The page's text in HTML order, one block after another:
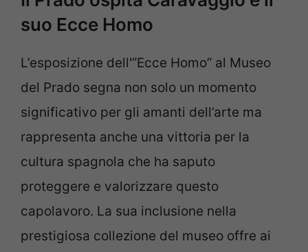
suo Ecce Homo
L’esposizione dell'”Ecce Homo” al Museo
del Prado segna non solo un momento
significativo per gli amanti dell’arte ma
rappresenta anche una vittoria per la
cultura spagnola che ha saputo
proteggere e valorizzare questo
capolavoro. La sua inclusione nella
prestigiosa collezione del museo offre ai